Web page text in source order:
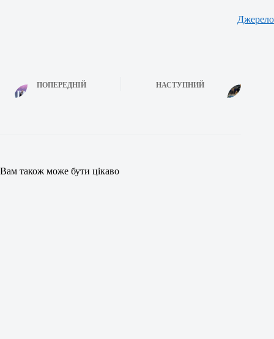
Джерело
ПОПЕРЕДНІЙ НАСТУПНИЙ
Вам також може бути цікаво